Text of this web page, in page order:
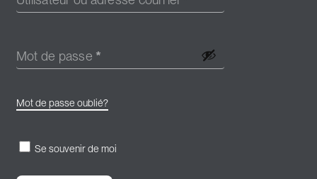
Mot de passe *
Mot de passe oublié?
Se souvenir de moi